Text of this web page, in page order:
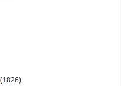
(1826)